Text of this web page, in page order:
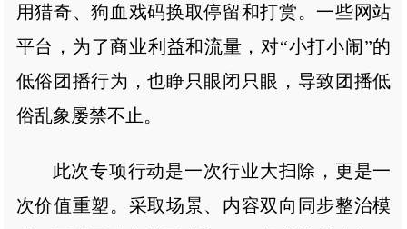
用猎奇、狗血戏码换取停留和打赏。一些网站
平台，为了商业利益和流量，对“小打小闹”的
低俗团播行为，也睁只眼闭只眼，导致团播低
俗乱象屡禁不止。
此次专项行动是一次行业大扫除，更是一
次价值重塑。采取场景、内容双向同步整治模